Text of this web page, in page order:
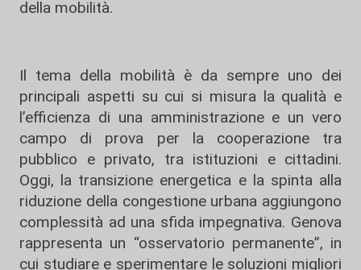
della mobilità.
Il tema della mobilità è da sempre uno dei
principali aspetti su cui si misura la qualità e
l’efficienza di una amministrazione e un vero
campo di prova per la cooperazione tra
pubblico e privato, tra istituzioni e cittadini.
Oggi, la transizione energetica e la spinta alla
riduzione della congestione urbana aggiungono
complessità ad una sfida impegnativa. Genova
rappresenta un “osservatorio permanente”, in
cui studiare e sperimentare le soluzioni migliori